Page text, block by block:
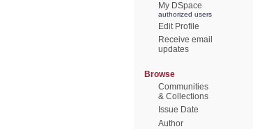
My DSpace
authorized users
Edit Profile
Receive email
updates
Browse
Communities
& Collections
Issue Date
Author